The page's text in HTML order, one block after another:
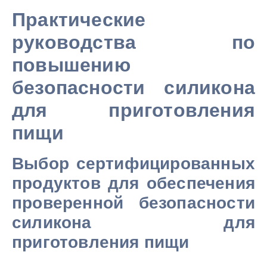
Практические
руководства по
повышению
безопасности силикона
для приготовления
пищи
Выбор сертифицированных
продуктов для обеспечения
проверенной безопасности
силикона для
приготовления пищи